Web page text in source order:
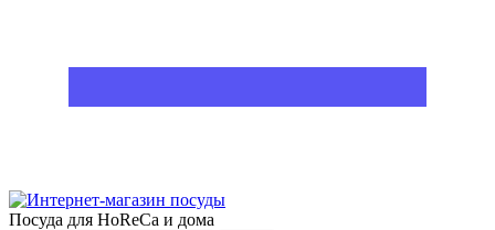
Посуда для HoReCa и дома